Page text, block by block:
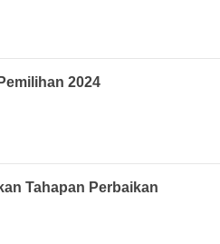
2024
Tahapan Perbaikan